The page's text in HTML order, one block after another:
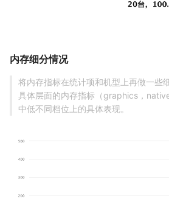
内存细分情况
将内存指标在统计项和机型上再做一些
具体层面的内存指标（graphics，
中低不同档位上的具体表现。